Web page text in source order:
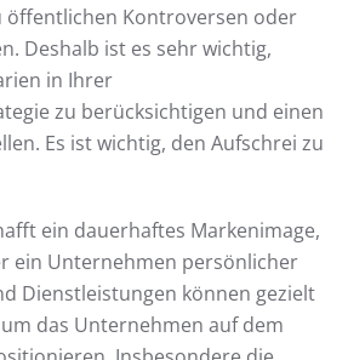
öffentlichen Kontroversen oder
Deshalb ist es sehr wichtig,
in Ihrer
zu berücksichtigen und einen
Es ist wichtig, den Aufschrei zu
ein dauerhaftes Markenimage,
ein Unternehmen persönlicher
Dienstleistungen können gezielt
das Unternehmen auf dem